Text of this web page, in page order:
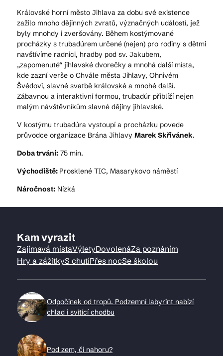
Královské horní město Jihlava za dobu své existence
zažilo mnoho dějinných zvratů, význačných událostí, jež
byly mnohdy i zveršovány. Během kostýmované
procházky s trubadúrem určené (nejen) pro rodiny s dětmi
navštívíme radnici, hradby pod sv. Jakubem,
„zapomenuté“ jihlavské dvorečky a mnohá další místa,
kde zazní verše o Chvále města Jihlavy, Ohnivém
Švédovi, slavné svatbě královské a mnohé další.
Zábavnou a interaktivní formou, trubadúr přiblíží nejen
malým návštěvníkům slavné dějiny jihlavské.
V kostýmu trubadúra vystoupí a procházku povede
průvodce organizace Brána Jihlavy Marek Skřivánek.
Doba trvání: 75 min.
Východiště: Prosklené TIC, Masarykovo náměstí
Náročnost: Nízká
Kam vyrazit
Zajímavá místaVýletyDovolenáZa poznáním
Hry a zážitkyS chutíPřes nocSe školou
Odpočinek od tropů. Podzemní labyrint nabízí
chlad i svítící chodbu
Pod zem, či nahoru?